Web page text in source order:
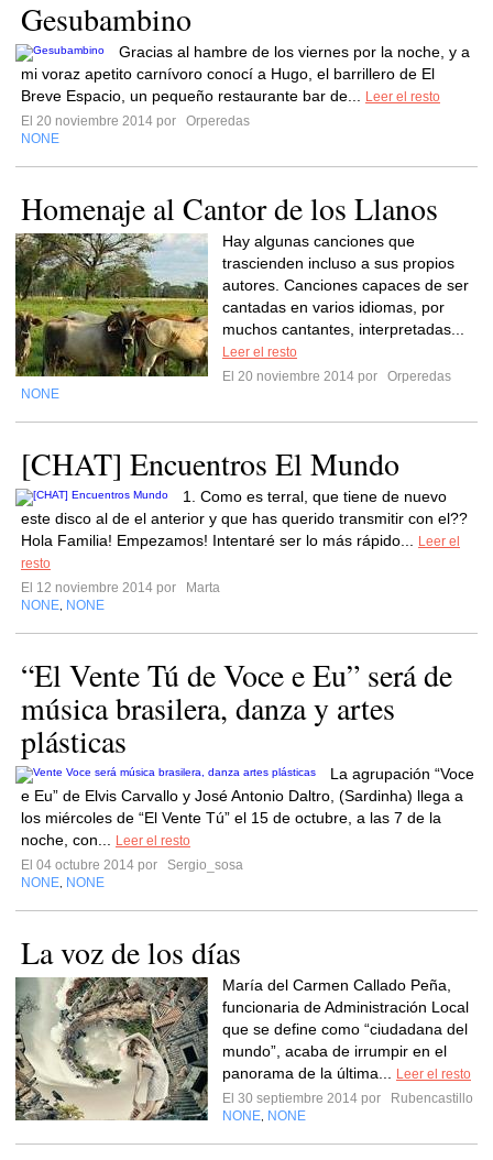
Gesubambino
Gracias al hambre de los viernes por la noche, y a
mi voraz apetito carnívoro conocí a Hugo, el barrillero de El
Breve Espacio, un pequeño restaurante bar de...
Leer el resto
El 20 noviembre 2014 por
Orperedas
NONE
Homenaje al Cantor de los Llanos
Hay algunas canciones que
trascienden incluso a sus propios
autores. Canciones capaces de ser
cantadas en varios idiomas, por
muchos cantantes, interpretadas...
Leer el resto
El 20 noviembre 2014 por
Orperedas
NONE
[CHAT] Encuentros El Mundo
1. Como es terral, que tiene de nuevo
este disco al de el anterior y que has querido transmitir con el??
Hola Familia! Empezamos! Intentaré ser lo más rápido...
Leer el
resto
El 12 noviembre 2014 por
Marta
NONE NONE
“El Vente Tú de Voce e Eu” será de
música brasilera, danza y artes
plásticas
La agrupación “Voce
e Eu” de Elvis Carvallo y José Antonio Daltro, (Sardinha) llega a
los miércoles de “El Vente Tú” el 15 de octubre, a las 7 de la
noche, con...
Leer el resto
El 04 octubre 2014 por
Sergio_sosa
NONE NONE
La voz de los días
María del Carmen Callado Peña,
funcionaria de Administración Local
que se define como “ciudadana del
mundo”, acaba de irrumpir en el
panorama de la última...
Leer el resto
El 30 septiembre 2014 por
Rubencastillo
NONE NONE